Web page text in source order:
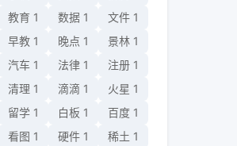
教育 1 数据 1 文件 1
早教 1 晚点 1 景林 1
汽车 1 法律 1 注册 1
清理 1 滴滴 1 火星 1
留学 1 白板 1 百度 1
看图 1 硬件 1 稀土 1